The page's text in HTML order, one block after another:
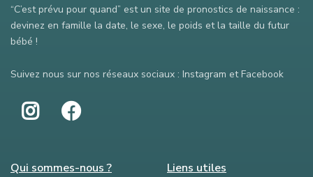
“C’est prévu pour quand” est un site de pronostics de naissance :
devinez en famille la date, le sexe, le poids et la taille du futur
bébé !
Suivez nous sur nos réseaux sociaux : Instagram et Facebook
Qui sommes-nous ?
Liens utiles